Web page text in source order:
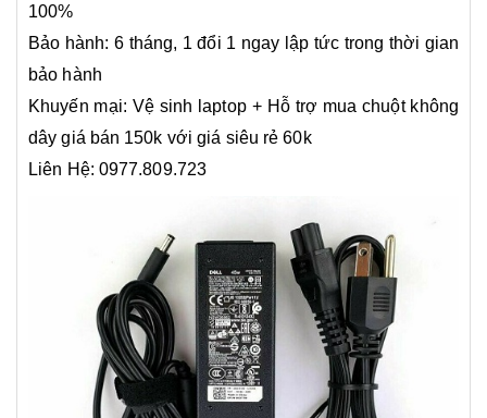
100%
Bảo hành: 6 tháng, 1 đổi 1 ngay lập tức trong thời gian
bảo hành
Khuyến mại: Vệ sinh laptop + Hỗ trợ mua chuột không
dây giá bán 150k với giá siêu rẻ 60k
Liên Hệ: 0977.809.723